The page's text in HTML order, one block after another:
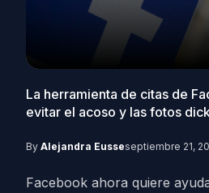
La herramienta de citas de
evitar el acoso y las fotos
By Alejandra Eusseseptiembre 21,
Facebook ahora quiere